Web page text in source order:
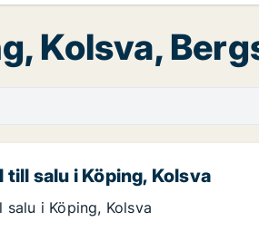
Kolsva,
salu i Köping, Kolsva
i Köping, Kolsva